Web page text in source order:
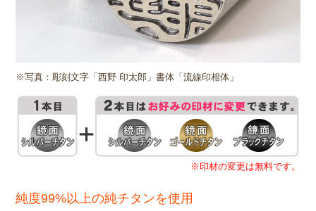
※写真：彫刻文字「西野 印太郎」書体「流線印相体」
※印材の変更は無料です。
純度99%以上の純チタンを使用